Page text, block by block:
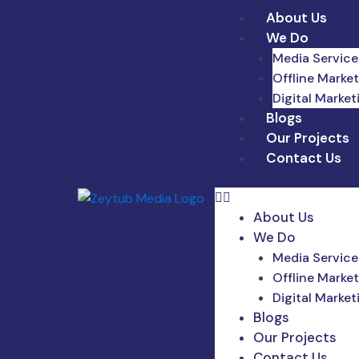
About Us
We Do
Media
Offline
Digital
Blogs
Our Projects
Contact Us
About Us
We Do
Media
Offline
Digital
Blogs
Our Projects